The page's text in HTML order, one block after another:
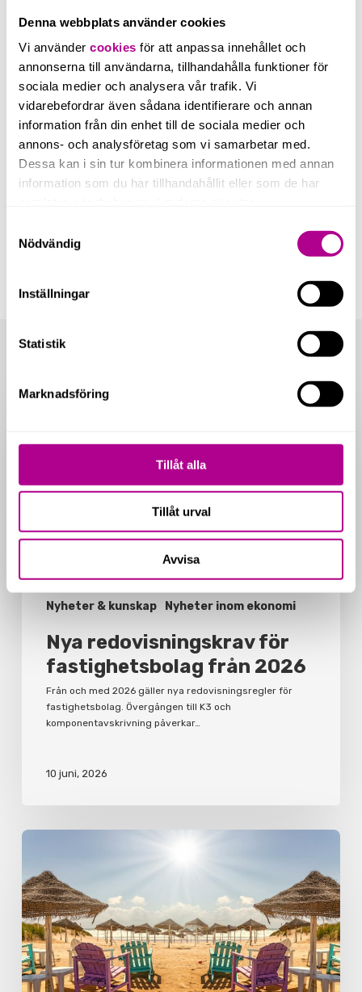
Denna webbplats använder cookies
Vi använder cookies för att anpassa innehållet och
annonserna till användarna, tillhandahålla funktioner för
sociala medier och analysera vår trafik. Vi
vidarebefordrar även sådana identifierare och annan
information från din enhet till de sociala medier och
annons- och analysföretag som vi samarbetar med.
Dessa kan i sin tur kombinera informationen med annan
information som du har tillhandahållit eller som de har
Nödvändig
Inställningar
Statistik
Marknadsföring
Tillåt alla
Tillåt urval
Avvisa
Ludvig Worge
Försäljningschef
073-505 90 49
ludvig.worge@ucsone.se
Nyheter & kunskap Nyheter inom ekonomi
för
2026
Nya redovisningskrav för
fastighetsbolag från 2026
Från och med 2026 gäller nya redovisningsregler för
fastighetsbolag. Övergången till K3 och
komponentavskrivning påverkar…
10 juni, 2026
Korta
arbetsgivare
och
anställda